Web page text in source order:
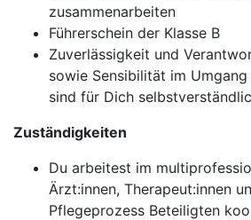
zusammenarbeiten
Führerschein der Klasse B
Zuverlässigkeit und
sowie Sensibilität im
sind für Dich
Zuständigkeiten
Du arbeitest im
Ärzt:innen, Therapeut:innen
Pflegeprozess Beteiligten